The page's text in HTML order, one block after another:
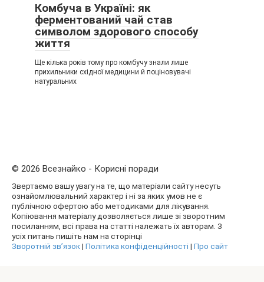
Комбуча в Україні: як
ферментований чай став
символом здорового способу
життя
Ще кілька років тому про комбучу знали лише
прихильники східної медицини й поціновувачі
натуральних
© 2026 Всезнайко - Корисні поради
Звертаємо вашу увагу на те, що матеріали сайту несуть
ознайомлювальний характер і ні за яких умов не є
публічною офертою або методиками для лікування.
Копіювання матеріалу дозволяється лише зі зворотним
посиланням, всі права на статті належать їх авторам. З
усіх питань пишіть нам на сторінці
Зворотній зв’язок| Політика конфіденційності| Про сайт